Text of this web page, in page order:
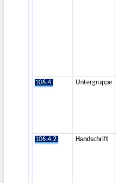
106.4.
Untergruppe
106.4.2.
Handschrift